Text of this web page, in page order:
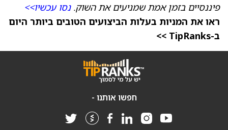
פיננסיים בזמן אמת שמניעים את השוק.נסו עכשיו>>
ראו את המניות בעלות הביצועים הטובים ביותר היום
ב-TipRanks >>
חפשו אותנו -